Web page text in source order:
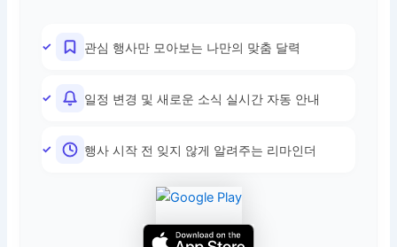
관심 행사만 모아보는 나만의 맞춤 달력
일정 변경 및 새로운 소식 실시간 자동 안내
행사 시작 전 잊지 않게 알려주는 리마인더